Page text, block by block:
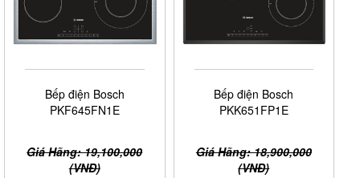
Bếp điện Bosch
PKF645FN1E
Giá Hãng: 19,100,000
(VNĐ)
Bếp điện Bosch
PKK651FP1E
Giá Hãng: 18,900,000
(VNĐ)